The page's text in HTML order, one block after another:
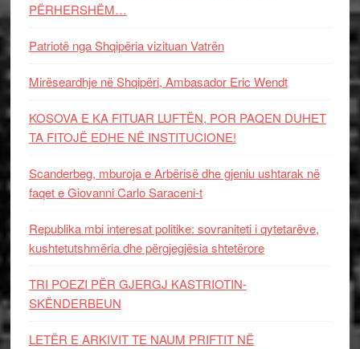
PËRHERSHËM…
Patriotë nga Shqipëria vizituan Vatrën
Mirëseardhje në Shqipëri, Ambasador Eric Wendt
KOSOVA E KA FITUAR LUFTËN, POR PAQEN DUHET
TA FITOJË EDHE NË INSTITUCIONE!
Scanderbeg, mburoja e Arbërisë dhe gjeniu ushtarak në
faqet e Giovanni Carlo Saraceni-t
Republika mbi interesat politike: sovraniteti i qytetarëve,
kushtetutshmëria dhe përgjegjësia shtetërore
TRI POEZI PËR GJERGJ KASTRIOTIN-
SKËNDERBEUN
LETËR E ARKIVIT TE NAUM PRIFTIT NË